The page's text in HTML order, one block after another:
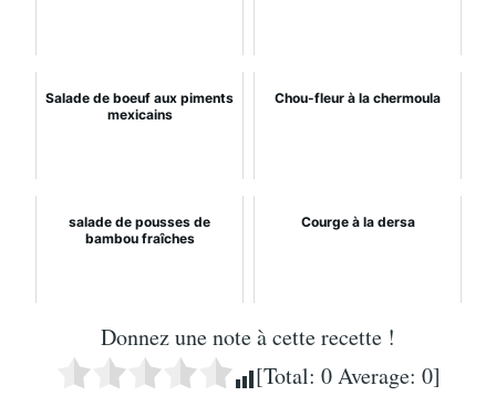
Salade de boeuf aux piments
mexicains
Chou-fleur à la chermoula
salade de pousses de
bambou fraîches
Courge à la dersa
Donnez une note à cette recette !
[Total: 0Average: 0]